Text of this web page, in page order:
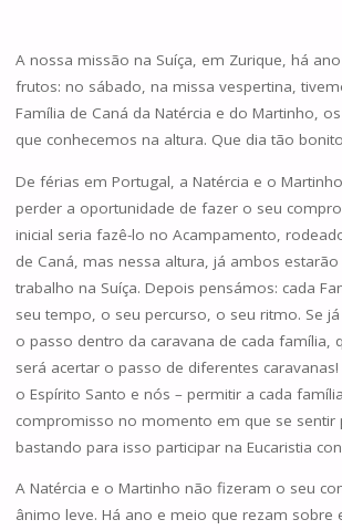
A nossa missão na Suíça, em Zurique, há
frutos: no sábado, na missa vespertina,
Família de Caná da Natércia e do Martinho,
que conhecemos na altura. Que dia tão
De férias em Portugal, a Natércia e o
perder a oportunidade de fazer o seu
inicial seria fazê-lo no Acampamento,
de Caná, mas nessa altura, já ambos
trabalho na Suíça. Depois pensámos: cada
seu tempo, o seu percurso, o seu ritmo. Se
o passo dentro da caravana de cada família,
será acertar o passo de diferentes
o Espírito Santo e nós – permitir a cada
compromisso no momento em que se sentir
bastando para isso participar na Eucaristia
A Natércia e o Martinho não fizeram o seu
ânimo leve. Há ano e meio que rezam sobre